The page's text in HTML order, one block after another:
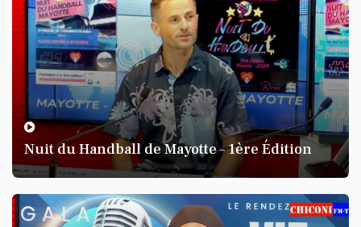
Nuit du Handball de Mayotte – 1ère Édition